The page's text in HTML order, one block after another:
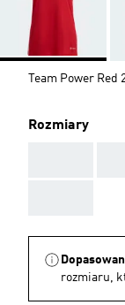
Team Power Red
Rozmiary
rozmiaru,